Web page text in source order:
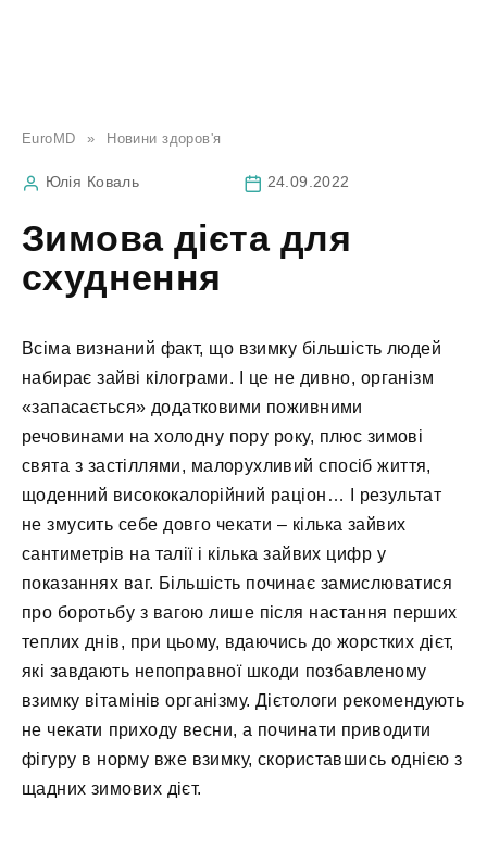
EuroMD » Новини здоров'я
Юлія Коваль 24.09.2022
Зимова дієта для
схуднення
Всіма визнаний факт, що взимку більшість людей
набирає зайві кілограми. І це не дивно, організм
«запасається» додатковими поживними
речовинами на холодну пору року, плюс зимові
свята з застіллями, малорухливий спосіб життя,
щоденний висококалорійний раціон… І результат
не змусить себе довго чекати – кілька зайвих
сантиметрів на талії і кілька зайвих цифр у
показаннях ваг. Більшість починає замислюватися
про боротьбу з вагою лише після настання перших
теплих днів, при цьому, вдаючись до жорстких дієт,
які завдають непоправної шкоди позбавленому
взимку вітамінів організму. Дієтологи рекомендують
не чекати приходу весни, а починати приводити
фігуру в норму вже взимку, скориставшись однією з
щадних зимових дієт.